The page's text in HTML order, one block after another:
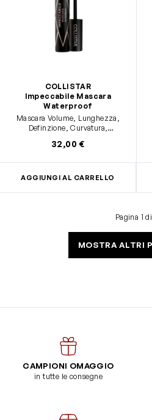
COLLISTAR
Impeccabile Mascara
Waterproof
Mascara Volume, Lunghezza,
Definzione, Curvatura,
32,00 €
AGGIUNGI AL CARRELLO
Pagina 1
MOSTRA ALTRI
CAMPIONI OMAGGIO
in tutte le consegne